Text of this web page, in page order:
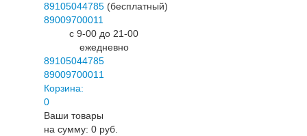
89105044785 (бесплатный)
89009700011
c 9-00 до 21-00
ежедневно
89105044785
89009700011
Корзина:
0
Ваши товары
на сумму: 0 руб.